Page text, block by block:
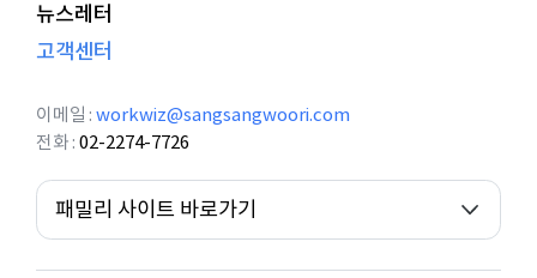
뉴스레터
고객센터
이메일 workwiz@sangsangwoori.com
전화 02-2274-7726
패밀리 사이트 바로가기